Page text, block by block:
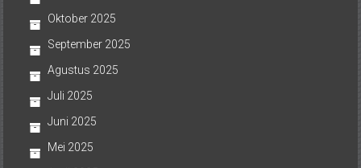
Oktober 2025
September 2025
Agustus 2025
Juli 2025
Juni 2025
Mei 2025